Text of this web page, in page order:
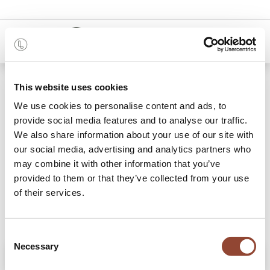
This website uses cookies
We use cookies to personalise content and ads, to
provide social media features and to analyse our traffic.
We also share information about your use of our site with
our social media, advertising and analytics partners who
may combine it with other information that you’ve
provided to them or that they’ve collected from your use
of their services.
Selection
Necessary
0